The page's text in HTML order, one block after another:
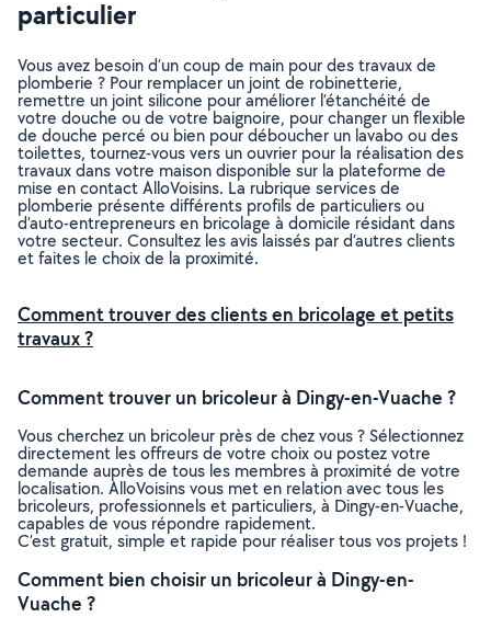
particulier
Vous avez besoin d’un coup de main pour des travaux de
plomberie ? Pour remplacer un joint de robinetterie,
remettre un joint silicone pour améliorer l’étanchéité de
votre douche ou de votre baignoire, pour changer un flexible
de douche percé ou bien pour déboucher un lavabo ou des
toilettes, tournez-vous vers un ouvrier pour la réalisation des
travaux dans votre maison disponible sur la plateforme de
mise en contact AlloVoisins. La rubrique services de
plomberie présente différents profils de particuliers ou
d’auto-entrepreneurs en bricolage à domicile résidant dans
votre secteur. Consultez les avis laissés par d’autres clients
et faites le choix de la proximité.
Comment trouver des clients en bricolage et petits
travaux ?
Comment trouver un bricoleur à Dingy-en-Vuache ?
Vous cherchez un bricoleur près de chez vous ? Sélectionnez
directement les offreurs de votre choix ou postez votre
demande auprès de tous les membres à proximité de votre
localisation. AlloVoisins vous met en relation avec tous les
bricoleurs, professionnels et particuliers, à Dingy-en-Vuache,
capables de vous répondre rapidement.
C’est gratuit, simple et rapide pour réaliser tous vos projets !
Comment bien choisir un bricoleur à Dingy-en-
Vuache ?